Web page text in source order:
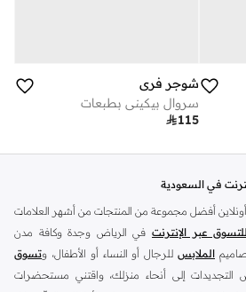
شوجر فري
سروال بيكيني بطبعات
115
في السعودية
أفضل مجموعة من المنتجات من أشهر العلامات
للتسوق عبر الإنترنت في الرياض وجدة وكافة مدن
الملابس للرجال أو النساء أو الأطفال، وتسوق
التجديدات إلى أنحاء منزلك، واقتني مستحضرات